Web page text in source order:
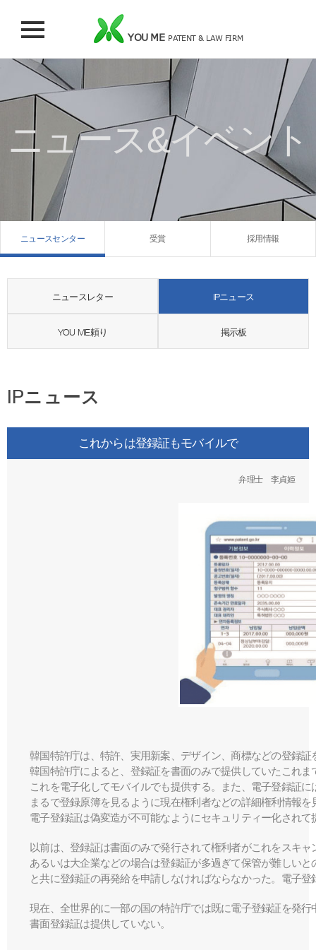
YOU ME PATENT & LAW FIRM
ニュース&イベント
ニュースセンター 受賞 採用情報
ニュースレター IPニュース
YOU ME頼り 掲示板
IPニュース
これからは登録証もモバイルで
弁理士 李貞姫
韓国特許庁は、 特許、実用新案、デザイン、商標などの登録
韓国特許庁によると、登録証を書面のみで提供していたこれ
これを電子化してモバイルでも提供する。また、電子登録証に
まるで登録原簿を見るように現在権利者などの詳細権利情報
電子登録証は偽変造が不可能なようにセキュリティー化されて
以前は、登録証は書面のみで発行されて権利者がこれをスキ
あるいは大企業などの場合は登録証が多過ぎて保管が難しい
と共に登録証の再発給を申請しなければならなかった。電子
現在、全世界的に一部の国の特許庁では既に電子登録証を発行
書面登録証は提供していない。